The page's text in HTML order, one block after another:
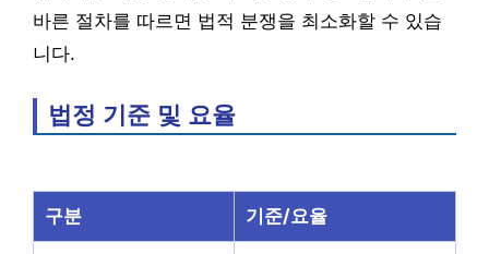
바른 절차를 따르면 법적 분쟁을 최소화할 수 있습
니다.
법정 기준 및 요율
구분 기준/요율